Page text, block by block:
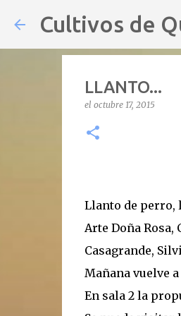
Cultivos de
LLANTO...
el octubre 17, 2015
Llanto de perro,
Arte Doña
Casagrande,
Mañana vuelve
En sala 2 la